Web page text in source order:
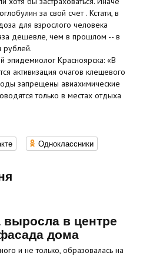
за свой счет . Кстати, в
для взрослого человека
дешевле, чем в прошлом -- в
рублей.
эпидемиолог Красноярска: «В
активизация очагов клещевого
запрещены авиахимические
только в местах отдыха
Одноклассники
в центре
дома
и не только, образовалась на